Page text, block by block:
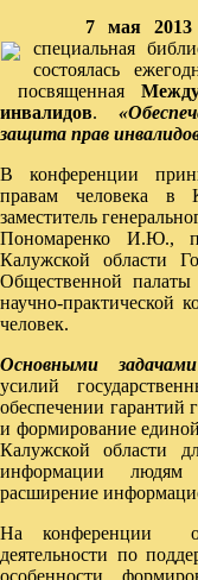
7 мая 2013
специальная
состоялась
посвященная
инвалидов.
защита прав
В конференции
правам человека в
заместитель
Пономаренко И.Ю.,
Калужской области
Общественной
научно-практической
человек.
Основными
усилий
обеспечении гарантий
и формирование
Калужской области
информации людям
расширение
На конференции
деятельности по